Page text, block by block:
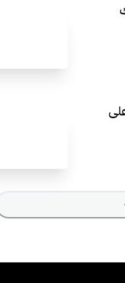
تحسن أداء ويندوز 11 على